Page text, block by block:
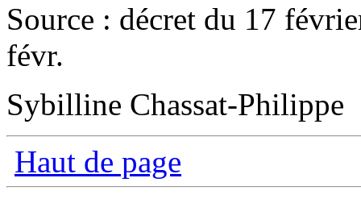
Source : décret du 17
févr.
Sybilline Chassat-Philippe
Haut de page